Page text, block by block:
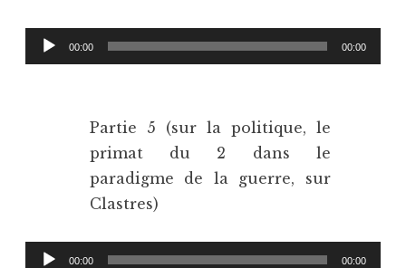
Lecteur
audio
00:00 00:00
Partie 5 (sur la politique, le
primat du 2 dans le
paradigme de la guerre, sur
Clastres)
Lecteur
00:00 00:00